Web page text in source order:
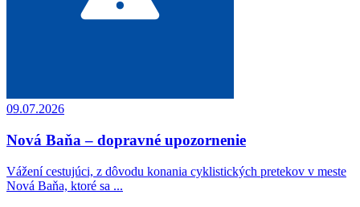
09.07.2026
Nová Baňa – dopravné upozornenie
Vážení cestujúci, z dôvodu konania cyklistických pretekov v meste
Nová Baňa, ktoré sa ...